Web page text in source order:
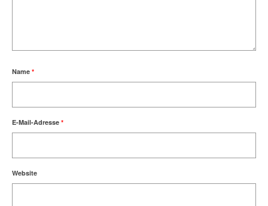
Name *
E-Mail-Adresse *
Website